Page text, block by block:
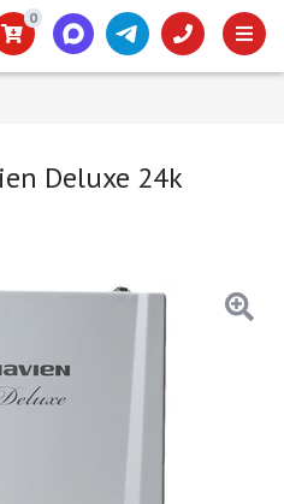
0
Deluxe 24k